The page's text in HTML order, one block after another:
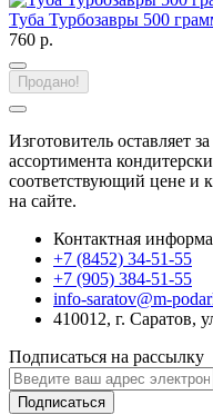
Туба Турбозавры 500
760 р.
Продано!
Изготовитель оставляет
ассортимента
соответствующий цене и
на сайте.
Контактная
+7 (8452) 34-51-55
+7 (905) 384-51-55
info-saratov@m-
410012, г. Саратов,
Подписаться на рассылку
Подписаться